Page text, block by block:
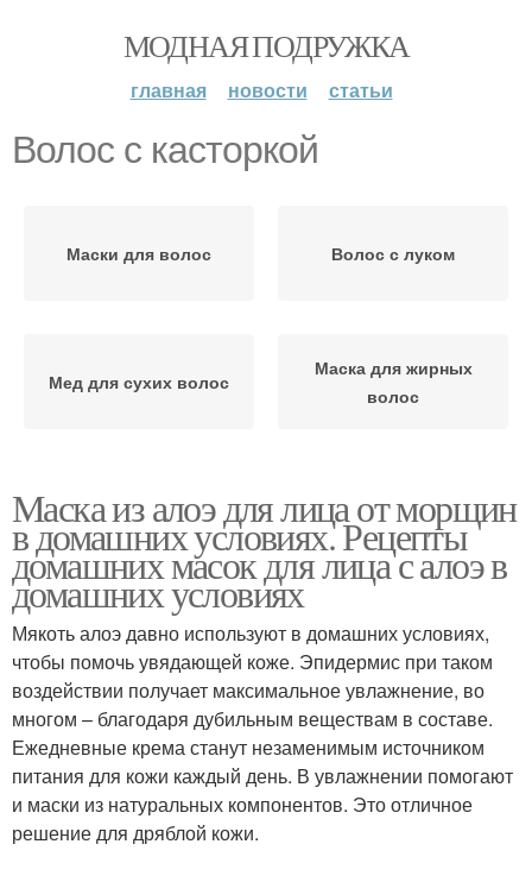
МОДНАЯ ПОДРУЖКА
главная новости статьи
Волос с касторкой
Маски для волос Волос с луком
Мед для сухих волос
Маска для жирных
волос
Маска из алоэ для лица от морщин
в домашних условиях. Рецепты
домашних масок для лица с алоэ в
домашних условиях
Мякоть алоэ давно используют в домашних условиях,
чтобы помочь увядающей коже. Эпидермис при таком
воздействии получает максимальное увлажнение, во
многом – благодаря дубильным веществам в составе.
Ежедневные крема станут незаменимым источником
питания для кожи каждый день. В увлажнении помогают
и маски из натуральных компонентов. Это отличное
решение для дряблой кожи.